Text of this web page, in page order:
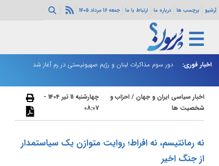
آرشیو برچسب ها درباره ما ارتباط با ما جمعه 16 مرداد 1405
اخبار فوری:
مهمات دور سوم مذاکرات لبنان و رژیم صهیونیستی در رم آغاز شد
اخبار سیاسی ایران و جهان /احزاب و
شخصیت ها
چهارشنبه 11 تیر 1404 -
08:07
نه رمانتیسم، نه افراط؛ روایت متوازن یک سیاستمدار
از جنگ اخیر